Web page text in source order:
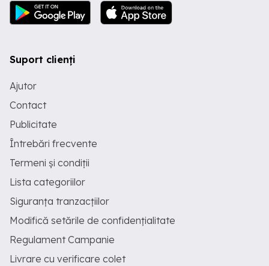
Suport clienți
Ajutor
Contact
Publicitate
Întrebări frecvente
Termeni și condiții
Lista categoriilor
Siguranța tranzacțiilor
Modifică setările de confidențialitate
Regulament Campanie
Livrare cu verificare colet